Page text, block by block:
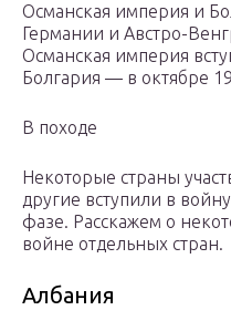
Османская империя и
Германии и Австро-
Османская империя
Болгария — в октябре
В походе
Некоторые страны
другие вступили в
фазе. Расскажем о
войне отдельных стран.
Албания